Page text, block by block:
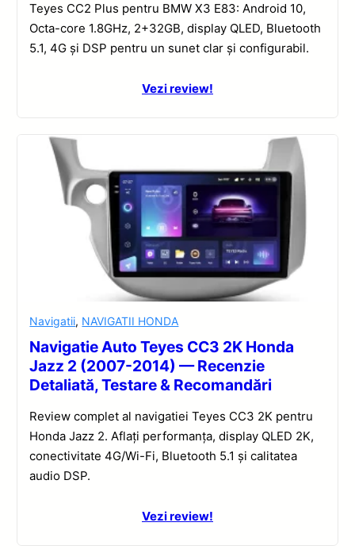
Teyes CC2 Plus pentru BMW X3 E83: Android 10,
Octa-core 1.8GHz, 2+32GB, display QLED, Bluetooth
5.1, 4G și DSP pentru un sunet clar și configurabil.
Vezi review!
Navigatii, NAVIGATII HONDA
Navigatie Auto Teyes CC3 2K Honda
Jazz 2 (2007-2014) — Recenzie
Detaliată, Testare & Recomandări
Review complet al navigatiei Teyes CC3 2K pentru
Honda Jazz 2. Aflați performanța, display QLED 2K,
conectivitate 4G/Wi-Fi, Bluetooth 5.1 și calitatea
audio DSP.
Vezi review!